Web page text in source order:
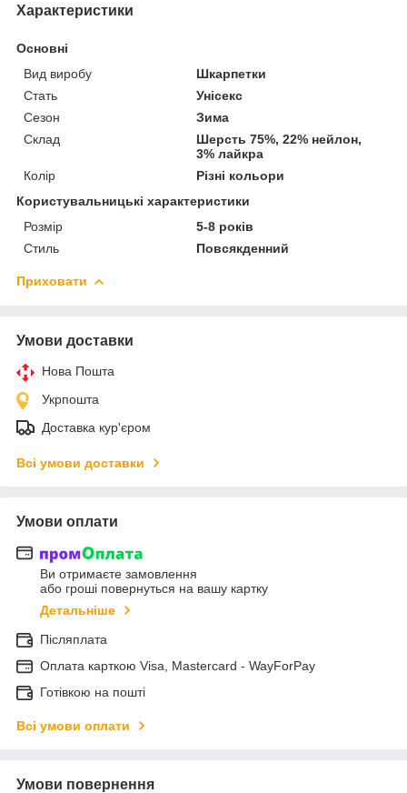
Характеристики
Основні
Вид виробу
Шкарпетки
Стать
Унісекс
Сезон
Зима
Склад
Шерсть 75%, 22% нейлон,
3% лайкра
Колір
Різні кольори
Користувальницькі характеристики
Розмір
5-8 років
Стиль
Повсякденний
Приховати
Умови доставки
Нова Пошта
Укрпошта
Доставка кур'єром
Всі умови доставки
Умови оплати
Ви отримаєте замовлення
або гроші повернуться на вашу картку
Детальніше
Післяплата
Оплата карткою Visa, Mastercard - WayForPay
Готівкою на пошті
Всі умови оплати
Умови повернення